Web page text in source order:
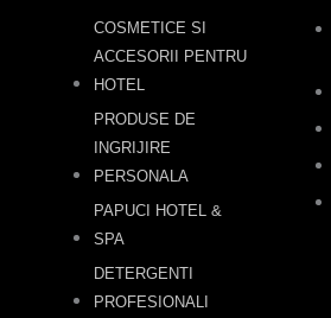
COSMETICE SI
ACCESORII PENTRU
HOTEL
PRODUSE DE
INGRIJIRE
PERSONALA
PAPUCI HOTEL &
SPA
DETERGENTI
PROFESIONALI